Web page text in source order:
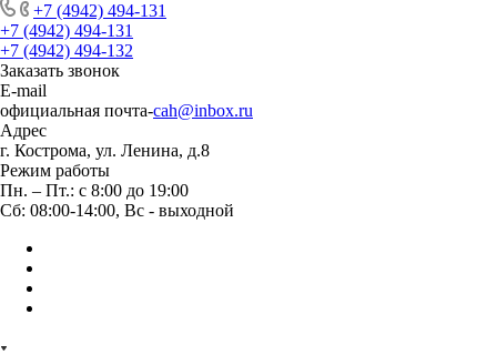
+7 (4942) 494-131
+7 (4942) 494-131
+7 (4942) 494-132
Заказать звонок
E-mail
официальная почта-cah@inbox.ru
Адрес
г. Кострома, ул. Ленина, д.8
Режим работы
Пн. – Пт.: с 8:00 до 19:00
Сб: 08:00-14:00, Вс - выходной